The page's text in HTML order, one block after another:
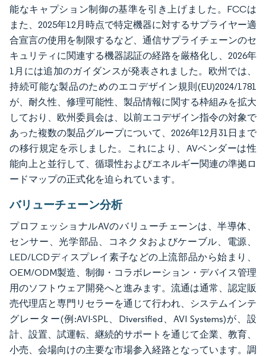
能なキャプション制御の基準を引き上げました。FCCは
また、2025年12月時点で特定機器に対するサプライヤー適
合宣言の使用を制限するなど、通信サプライチェーンのセ
キュリティに関連する機器認証の経路を厳格化し、2026年
1月には追加のガイダンスが発表されました。欧州では、
持続可能な製品のためのエコデザイン規則(EU)2024/1781
が、耐久性、修理可能性、製品情報に関する枠組みを拡大
しており、欧州委員会は、以前エコデザイン指令の対象で
あった複数の製品グループについて、2026年12月31日まで
の移行規定を示しました。これにより、AVベンダーは性
能向上と並行して、循環性およびエネルギー関連の準拠ロ
ードマップの正式化を迫られています。
バリューチェーン分析
プロフェッショナルAVのバリューチェーンは、半導体、
センサー、光学部品、コネクタおよびケーブル、電源、
LED/LCDディスプレイ素子などの上流部品から始まり、
OEM/ODM製造、制御・コラボレーション・デバイス管理
用のソフトウェア開発へと進みます。流通は通常、認定販
売代理店と専門リセラーを通じて行われ、システムインテ
グレーター(例:AVI-SPL、Diversified、AVI Systems)が、設
計、設置、試運転、継続的サポートを通じて企業、教育、
小売、会場向けの主要な市場参入経路となっています。調